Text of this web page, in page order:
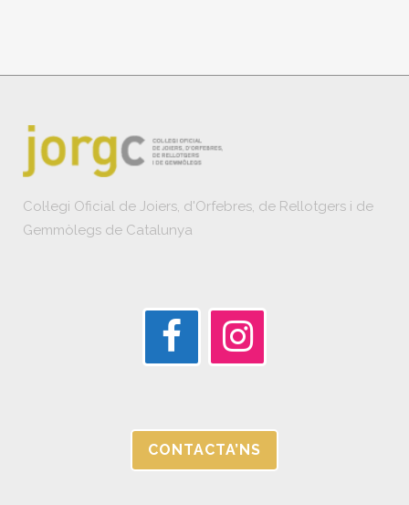
Col·legi Oficial de Joiers, d'Orfebres, de Rellotgers i de
Gemmòlegs de Catalunya
CONTACTA’NS